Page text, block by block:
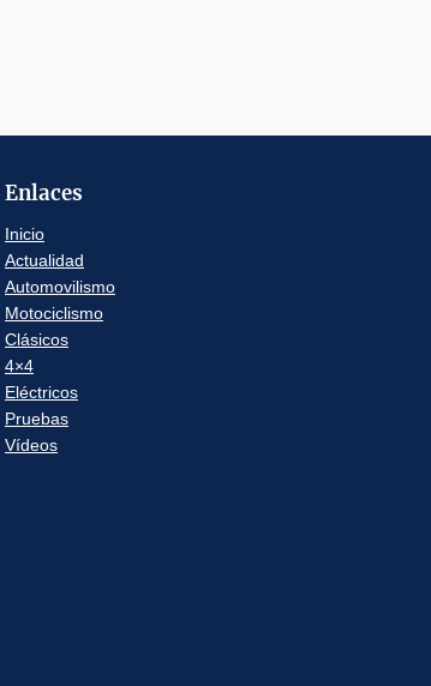
Enlaces
Inicio
Actualidad
Automovilismo
Motociclismo
Clásicos
4×4
Eléctricos
Pruebas
Vídeos